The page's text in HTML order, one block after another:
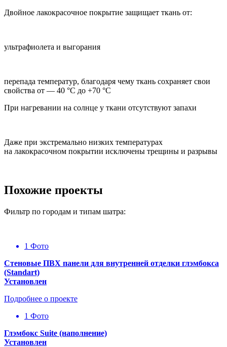
Двойное лакокрасочное покрытие защищает ткань от:
ультрафиолета и выгорания
перепада температур, благодаря чему ткань сохраняет свои
свойства от — 40 °C до +70 °C
При нагревании на солнце у ткани отсутствуют запахи
Даже при экстремально низких температурах
на лакокрасочном покрытии исключены трещины и разрывы
Похожие проекты
Фильтр по городам и типам шатра:
1 Фото
Стеновые ПВХ панели для внутренней отделки глэмбокса
(Standart)
Установлен
Подробнее о проекте
1 Фото
Глэмбокс Suite (наполнение)
Установлен